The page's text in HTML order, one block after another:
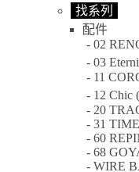
找系列
配件
02
03
11
12 Chic
20
31
60
68
WIRE